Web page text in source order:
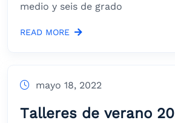
medio y seis de grado
READ MORE
mayo 18, 2022
Talleres de verano